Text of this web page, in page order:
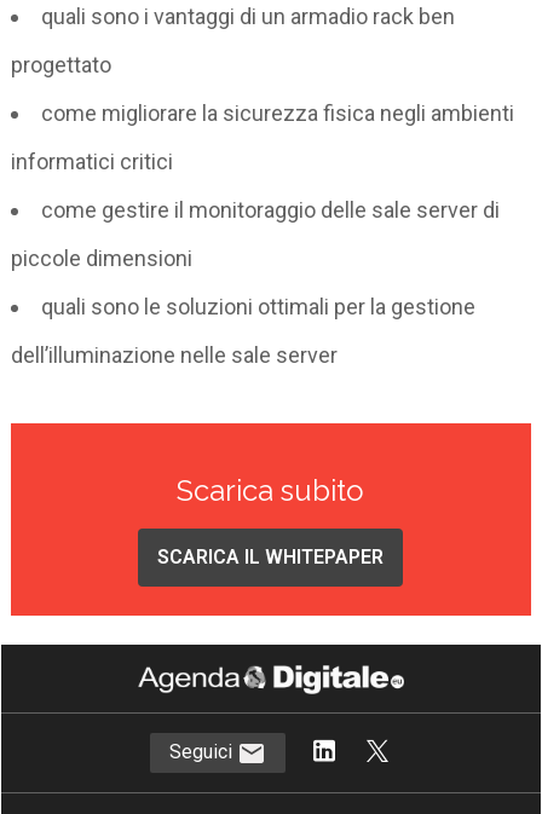
quali sono i vantaggi di un armadio rack ben
progettato
come migliorare la sicurezza fisica negli ambienti
informatici critici
come gestire il monitoraggio delle sale server di
piccole dimensioni
quali sono le soluzioni ottimali per la gestione
dell’illuminazione nelle sale server
Scarica subito
SCARICA IL WHITEPAPER
Seguici